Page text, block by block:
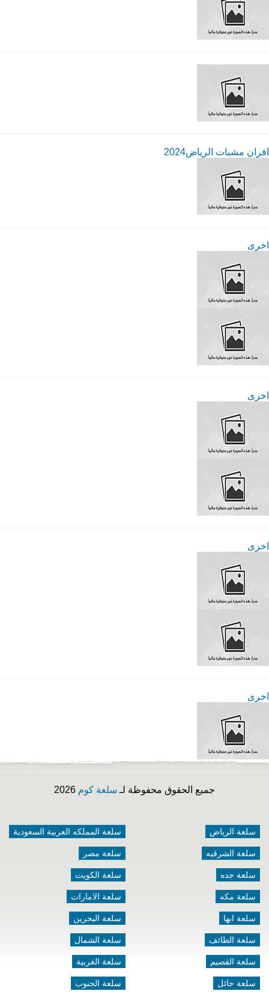
افران مشبات الرياض2024
اخرى
اخرى
اخرى
اخرى
جميع الحقوق محفوظة لـ سلعة كوم
سلعة الرياض
سلعة الشرقيه
سلعة جده
سلعة مكه
سلعة ابها
سلعة الطائف
سلعة القصيم
سلعة حائل
سلعة المملكه العربية السعودية
سلعة مصر
سلعة الكويت
سلعة الامارات
سلعة البحرين
سلعة الشمال
سلعة الغربية
سلعة الجنوب